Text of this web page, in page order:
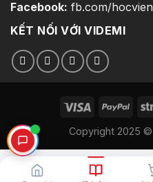
Facebook: fb.com/
KẾT NỐI VỚI VIDEMI
Copyright 2025 ©